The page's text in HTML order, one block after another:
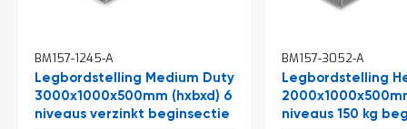
BM157-1245-A
Legbordstelling Medium Duty
3000x1000x500mm (hxbxd) 6
niveaus verzinkt beginsectie
BM157-3052-A
Legbordstelling
niveaus 150 kg